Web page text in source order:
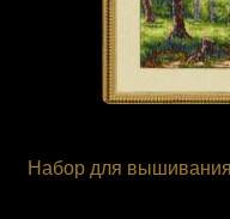
Набор для